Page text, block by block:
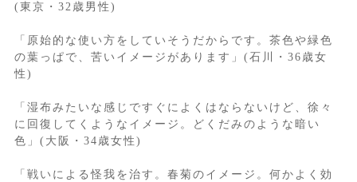
(東京・32歳男性)
「原始的な使い方をしていそうだからです。茶色や緑色
の葉っぱで、苦いイメージがあります」(石川・36歳女
性)
「湿布みたいな感じですぐによくはならないけど、徐々
に回復してくようなイメージ。どくだみのような暗い
色」(大阪・34歳女性)
「戦いによる怪我を治す。春菊のイメージ。何かよく効